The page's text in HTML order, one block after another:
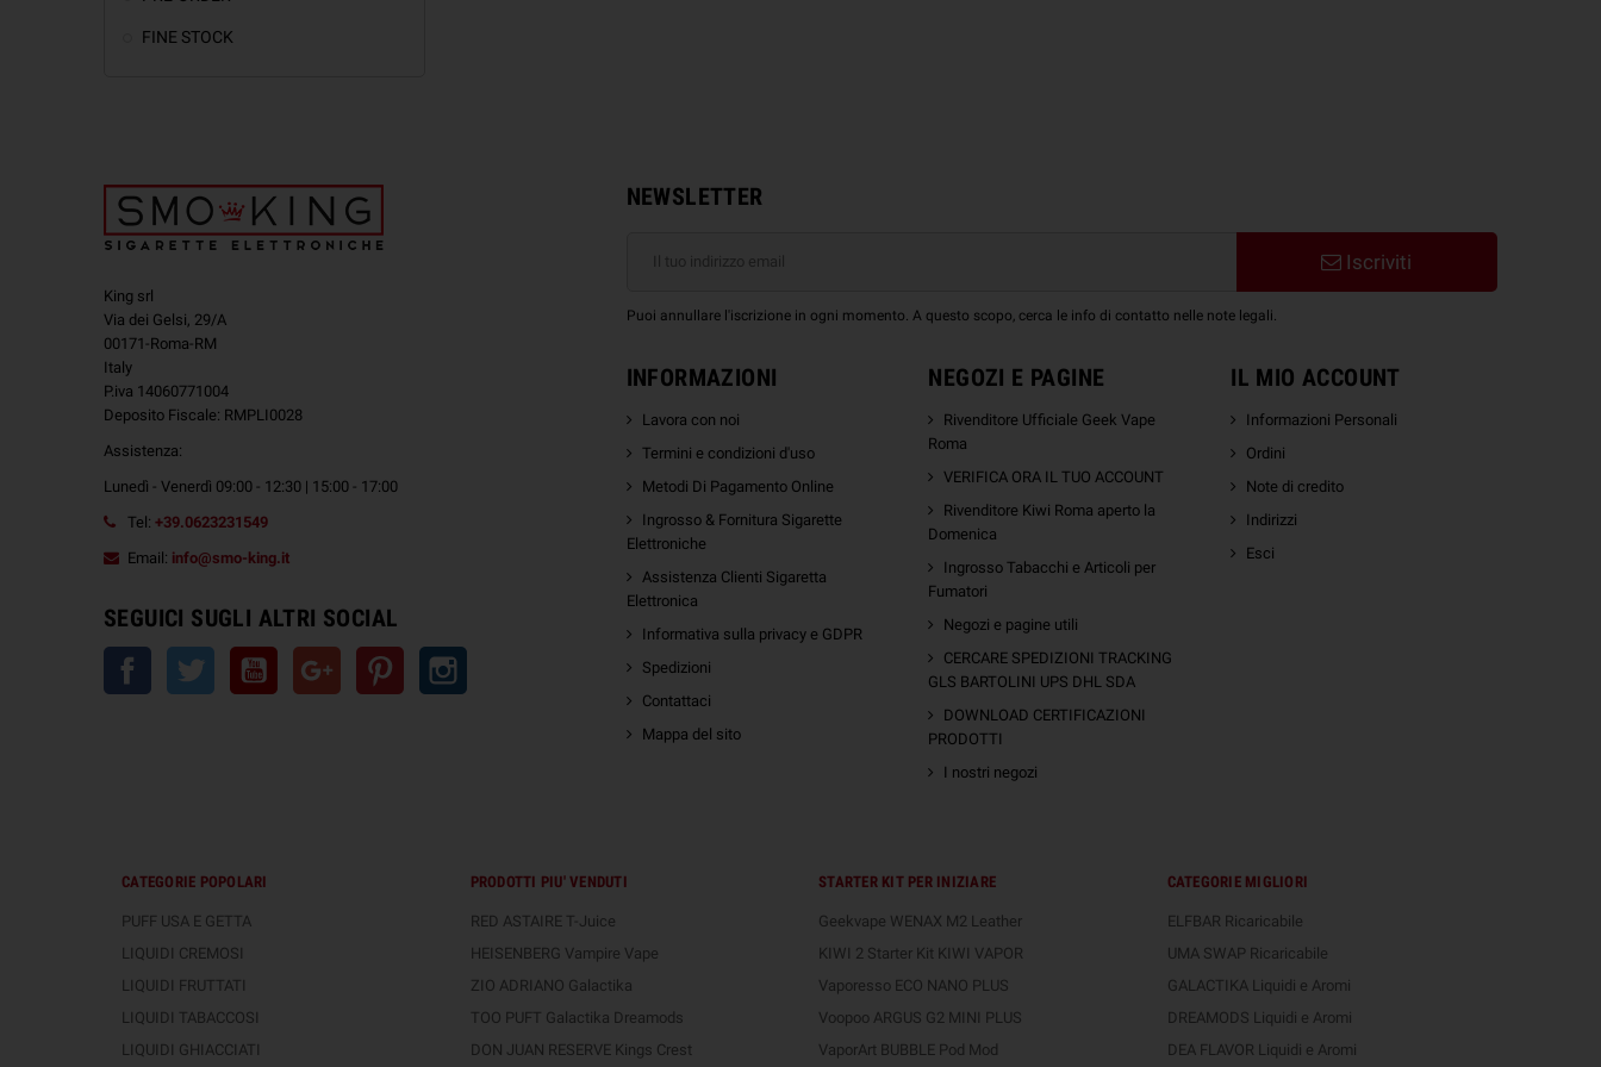
FINE STOCK
King srl
Via dei Gelsi, 29/A
00171-Roma-RM
Italy
P.iva 14060771004
Deposito Fiscale: RMPLI0028
Assistenza:
Lunedì - Venerdì 09:00 - 12:30 | 15:00 - 17:00
Tel: +39.0623231549
Email: info@smo-king.it
SEGUICI SUGLI ALTRI SOCIAL
Facebook Twitter YouTube Google+ Pinterest
NEWSLETTER
Iscriviti
Puoi annullare l'iscrizione in ogni momento. A questo scopo, cerca le info di contatto nelle note legali.
INFORMAZIONI
Lavora con noi
Termini e condizioni d'uso
Metodi Di Pagamento Online
Ingrosso & Fornitura Sigarette
Elettroniche
Assistenza Clienti Sigaretta
Elettronica
Informativa sulla privacy e GDPR
Spedizioni
Contattaci
Mappa del sito
NEGOZI E PAGINE
Rivenditore Ufficiale Geek Vape
Roma
VERIFICA ORA IL TUO ACCOUNT
Rivenditore Kiwi Roma aperto la
Domenica
Ingrosso Tabacchi e Articoli per
Fumatori
Negozi e pagine utili
CERCARE SPEDIZIONI TRACKING
GLS BARTOLINI UPS DHL SDA
DOWNLOAD CERTIFICAZIONI
PRODOTTI
I nostri negozi
IL MIO ACCOUNT
Informazioni Personali
Ordini
Note di credito
Indirizzi
Esci
CATEGORIE POPOLARI
PUFF USA E GETTA
LIQUIDI CREMOSI
LIQUIDI FRUTTATI
LIQUIDI TABACCOSI
LIQUIDI GHIACCIATI
PRODOTTI PIU' VENDUTI
RED ASTAIRE T-Juice
HEISENBERG Vampire Vape
ZIO ADRIANO Galactika
TOO PUFT Galactika Dreamods
DON JUAN RESERVE Kings Crest
STARTER KIT PER INIZIARE
Geekvape WENAX M2 Leather
KIWI 2 Starter Kit KIWI VAPOR
Vaporesso ECO NANO PLUS
Voopoo ARGUS G2 MINI PLUS
VaporArt BUBBLE Pod Mod
CATEGORIE MIGLIORI
ELFBAR Ricaricabile
UMA SWAP Ricaricabile
GALACTIKA Liquidi e Aromi
DREAMODS Liquidi e Aromi
DEA FLAVOR Liquidi e Aromi